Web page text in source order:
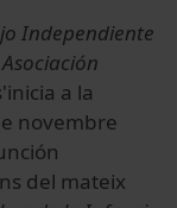
Independiente
Asociación
a la
novembre
del mateix